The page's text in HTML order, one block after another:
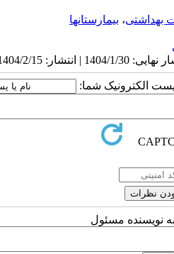
بهداشتی، بیمارستانها
پست الکترونیک شما:
نویسنده مسئول